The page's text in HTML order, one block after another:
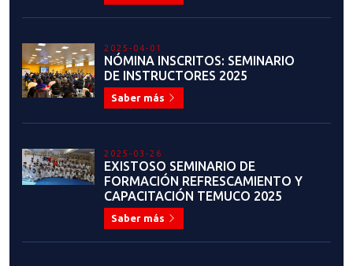
2025-04-01
NÓMINA INSCRITOS: SEMINARIO
DE INSTRUCTORES 2025
Saber más
2025-03-26
EXISTOSO SEMINARIO DE
FORMACIÓN REFRESCAMIENTO Y
CAPACITACIÓN TEMUCO 2025
Saber más